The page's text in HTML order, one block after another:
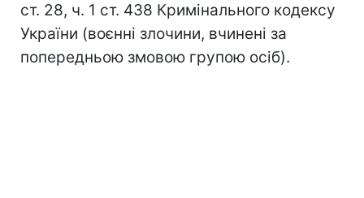
ст. 28, ч. 1 ст. 438 Кримінального кодексу
України (воєнні злочини, вчинені за
попередньою змовою групою осіб).